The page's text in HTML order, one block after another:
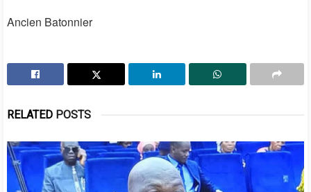
Ancien Batonnier
RELATED POSTS